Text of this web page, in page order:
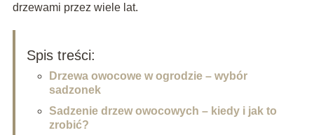
drzewami przez wiele lat.
Spis treści:
Drzewa owocowe w ogrodzie – wybór
sadzonek
Sadzenie drzew owocowych – kiedy i jak to
zrobić?